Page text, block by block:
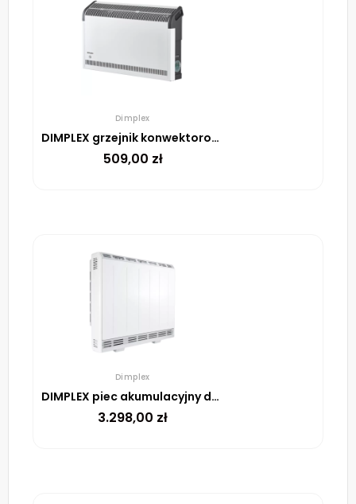
Dimplex
DIMPLEX grzejnik konwektorowy DX420E 2000W
509,00 zł
Dimplex
DIMPLEX piec akumulacyjny dynamiczny XLE070 1560W
3.298,00 zł